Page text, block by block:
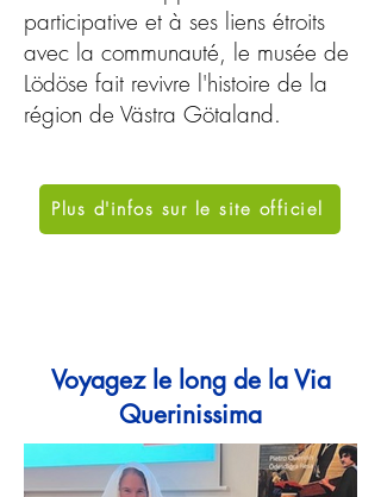
participative et à ses liens étroits
avec la communauté, le musée de
Lödöse fait revivre l'histoire de la
région de Västra Götaland.
Plus d'infos sur le site officiel
Voyagez le long de la Via
Querinissima